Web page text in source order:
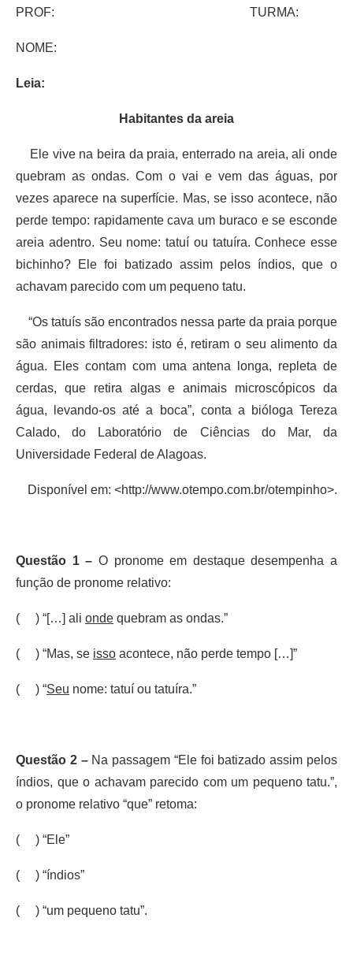
PROF: TURMA:
NOME:
Leia:
Habitantes da areia
Ele vive na beira da praia, enterrado na areia, ali onde
quebram as ondas. Com o vai e vem das águas, por
vezes aparece na superfície. Mas, se isso acontece, não
perde tempo: rapidamente cava um buraco e se esconde
areia adentro. Seu nome: tatuí ou tatuíra. Conhece esse
bichinho? Ele foi batizado assim pelos índios, que o
achavam parecido com um pequeno tatu.
“Os tatuís são encontrados nessa parte da praia porque
são animais filtradores: isto é, retiram o seu alimento da
água. Eles contam com uma antena longa, repleta de
cerdas, que retira algas e animais microscópicos da
água, levando-os até a boca”, conta a bióloga Tereza
Calado, do Laboratório de Ciências do Mar, da
Universidade Federal de Alagoas.
Disponível em: <http://www.otempo.com.br/otempinho>.
Questão 1 – O pronome em destaque desempenha a
função de pronome relativo:
( ) “[…] ali onde quebram as ondas.”
( ) “Mas, se isso acontece, não perde tempo […]”
( ) “Seu nome: tatuí ou tatuíra.”
Questão 2 –Na passagem “Ele foi batizado assim pelos
índios, que o achavam parecido com um pequeno tatu.”,
o pronome relativo “que” retoma:
( ) “Ele”
( ) “índios”
( ) “um pequeno tatu”.